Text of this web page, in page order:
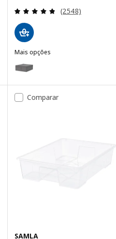
Avaliação: 4.8
(2548)
Mais opções
Opção: SKUBB, Caixa de
Comparar
SAMLA